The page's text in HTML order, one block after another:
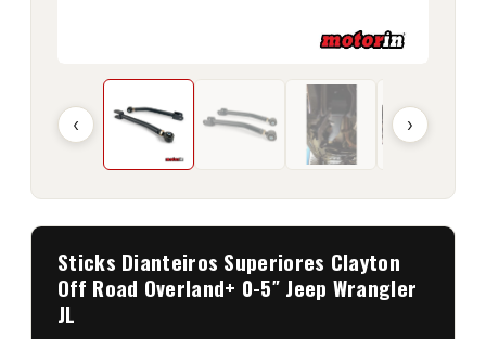
‹ ›
Sticks Dianteiros Superiores Clayton
Off Road Overland+ 0-5″ Jeep Wrangler
JL